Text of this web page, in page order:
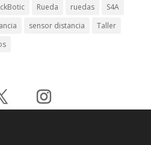
Rueda ruedas
S4A
sensor distancia
Taller